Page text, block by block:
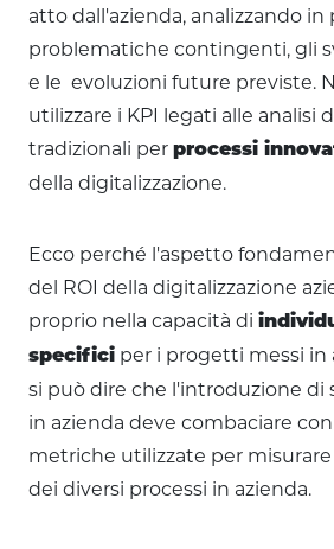
atto dall'azienda, analizzando in
problematiche contingenti, gli
e le evoluzioni future previste.
utilizzare i KPI legati alle analisi
tradizionali per processi
della digitalizzazione.
Ecco perché l'aspetto
del ROI della digitalizzazione
proprio nella capacità di
specifici per i progetti messi in
si può dire che l'introduzione di
in azienda deve combaciare
metriche utilizzate per
dei diversi processi in azienda.